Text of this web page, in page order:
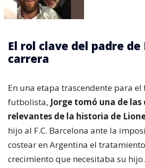
El rol clave del padre de
carrera
En una etapa trascendente para
futbolista, Jorge tomó una de las
relevantes de la historia de
hijo al F.C. Barcelona ante la
costear en Argentina el
crecimiento que necesitaba su hijo.